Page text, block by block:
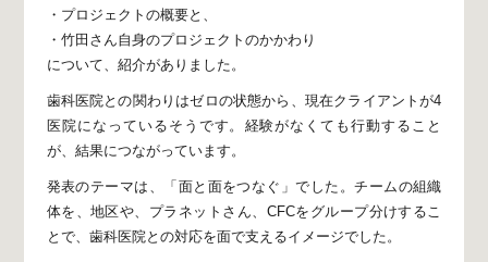
・プロジェクトの概要と、
・竹田さん自身のプロジェクトのかかわり
について、紹介がありました。
歯科医院との関わりはゼロの状態から、 現在クライアントが4
医院になっているそうです。 経験がなくても行動すること
が、 結果につながっています。
発表のテーマは、「面と面をつなぐ」でした。チームの組織
体を、地区や、プラネットさん、 CFCをグループ分けするこ
とで、 歯科医院との対応を面で支えるイメージでした。